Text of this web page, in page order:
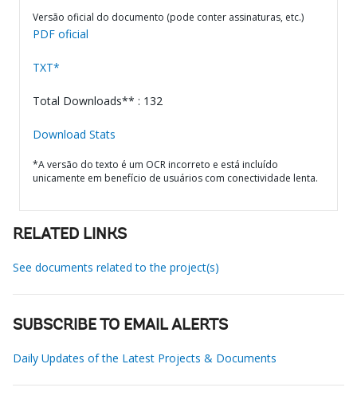
Versão oficial do documento (pode conter assinaturas, etc.)
PDF oficial
TXT*
Total Downloads** : 132
Download Stats
*A versão do texto é um OCR incorreto e está incluído
unicamente em benefício de usuários com conectividade lenta.
RELATED LINKS
See documents related to the project(s)
SUBSCRIBE TO EMAIL ALERTS
Daily Updates of the Latest Projects & Documents